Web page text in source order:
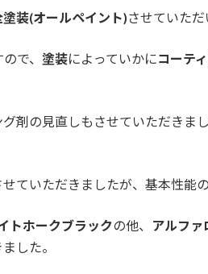
塗装(オールペイント)させていただ
で、 塗装によっていかにコーテ
剤の見直しもさせていただきま
ていただきましたが、基本性能の
トホークブラックの他、 アルファ
した。